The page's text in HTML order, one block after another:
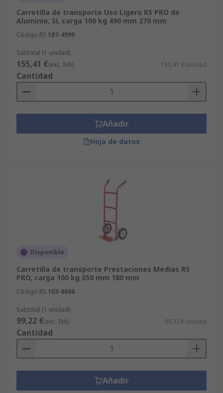
Carretilla de transporte Uso Ligero RS PRO de
Aluminio, Sí, carga 100 kg 490 mm 270 mm
Código RS 187-4990
Subtotal (1 unidad)
155,41 €(exc. IVA) 155,41 €/unidad
Cantidad
Añadir
Hoja de datos
Disponible
Carretilla de transporte Prestaciones Medias RS
PRO, carga 100 kg 350 mm 180 mm
Código RS 103-8688
Subtotal (1 unidad)
99,22 €(exc. IVA) 99,22 €/unidad
Cantidad
Añadir